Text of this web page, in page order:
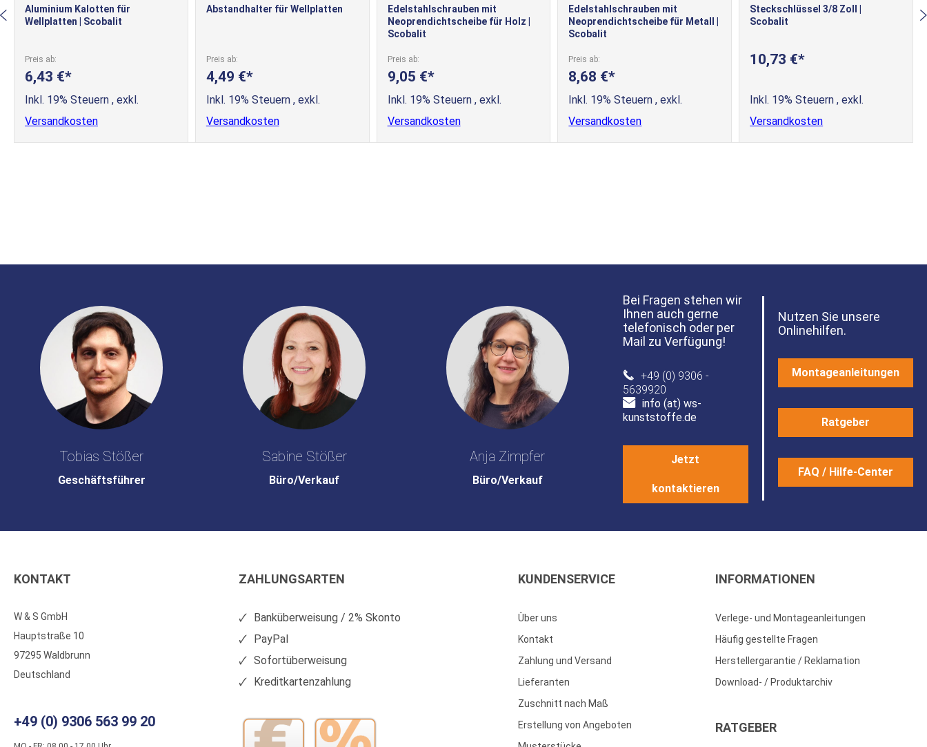
Aluminium Kalotten für
Wellplatten | Scobalit
Preis ab
6,43 €
Inkl. 19% Steuern , exkl.
Versandkosten
Abstandhalter für Wellplatten
Preis ab
4,49 €
Inkl. 19% Steuern , exkl.
Versandkosten
Edelstahlschrauben mit
Neoprendichtscheibe für Holz |
Scobalit
Preis ab
9,05 €
Inkl. 19% Steuern , exkl.
Versandkosten
Edelstahlschrauben mit
Neoprendichtscheibe für Metall |
Scobalit
Preis ab
8,68 €
Inkl. 19% Steuern, exkl.
Versandkosten
Steckschlüssel 3/8 Zoll |
Scobalit
10,73 €
Inkl. 19% Steuern, exkl.
Versandkosten
Tobias Stößer
Geschäftsführer
Sabine Stößer
Büro/Verkauf
Anja Zimpfer
Büro/Verkauf
Bei Fragen stehen wir
Ihnen auch gerne
telefonisch oder per
Mail zu Verfügung!
+49 (0) 9306 -
5639920
info (at) ws-
kunststoffe.de
Jetzt
kontaktieren
Nutzen Sie unsere
Onlinehilfen.
Montageanleitungen
Ratgeber
FAQ / Hilfe-Center
KONTAKT
W & S GmbH
Hauptstraße 10
97295 Waldbrunn
Deutschland
+49 (0) 9306 563 99 20
ZAHLUNGSARTEN
Banküberweisung / 2% Skonto
PayPal
Sofortüberweisung
Kreditkartenzahlung
KUNDENSERVICE
Über uns
Kontakt
Zahlung und Versand
Lieferanten
Zuschnitt nach Maß
Erstellung von Angeboten
INFORMATIONEN
Verlege- und Montageanleitungen
Häufig gestellte Fragen
Herstellergarantie / Reklamation
Download- / Produktarchiv
RATGEBER